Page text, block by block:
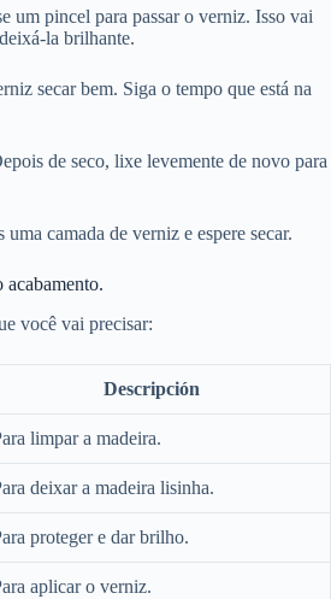
um pincel para passar o verniz. Isso vai
la brilhante.
secar bem. Siga o tempo que está na
de seco, lixe levemente de novo para
uma camada de verniz e espere secar.
acabamento.
você vai precisar:
Descripción
limpar a madeira.
deixar a madeira lisinha.
proteger e dar brilho.
aplicar o verniz.